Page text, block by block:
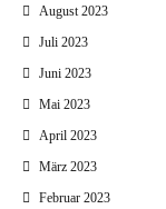
August 2023
Juli 2023
Juni 2023
Mai 2023
April 2023
März 2023
Februar 2023